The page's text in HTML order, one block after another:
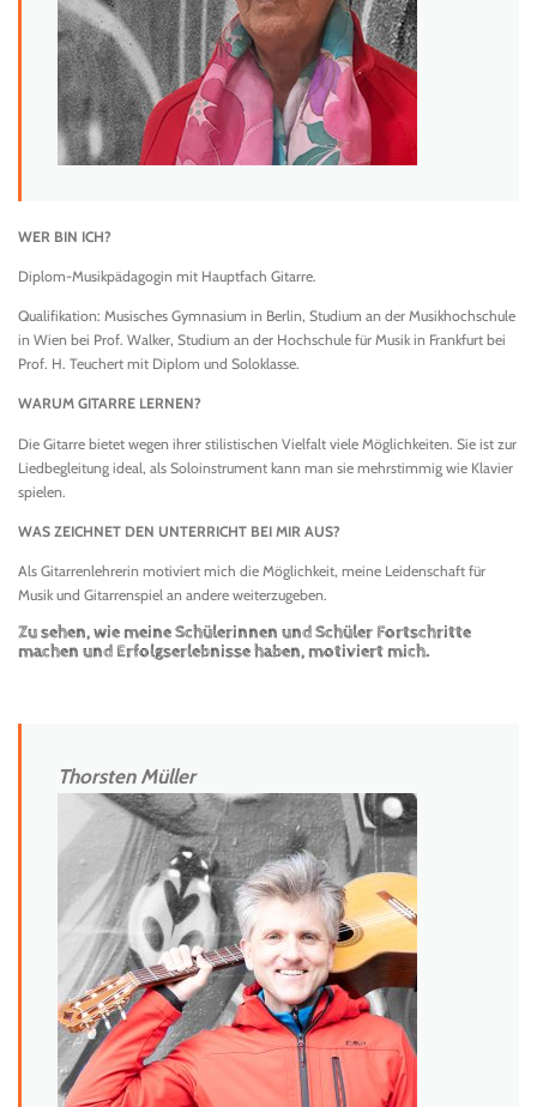
WER BIN ICH?
Diplom-Musikpädagogin mit Hauptfach Gitarre.
Qualifikation: Musisches Gymnasium in Berlin, Studium an der Musikhochschule
in Wien bei Prof. Walker, Studium an der Hochschule für Musik in Frankfurt bei
Prof. H. Teuchert mit Diplom und Soloklasse.
WARUM GITARRE LERNEN?
Die Gitarre bietet wegen ihrer stilistischen Vielfalt viele Möglichkeiten. Sie ist zur
Liedbegleitung ideal, als Soloinstrument kann man sie mehrstimmig wie Klavier
spielen.
WAS ZEICHNET DEN UNTERRICHT BEI MIR AUS?
Als Gitarrenlehrerin motiviert mich die Möglichkeit, meine Leidenschaft für
Musik und Gitarrenspiel an andere weiterzugeben.
Zu sehen, wie meine Schülerinnen und Schüler Fortschritte
machen und Erfolgserlebnisse haben, motiviert mich.
Thorsten Müller